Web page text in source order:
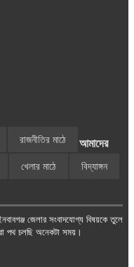
রাজনীতির মাঠে
খেলার মাঠে বিদ্যাঙ্গন
আমাদের
জেলার সংবাদযোগ্য বিষয়কে তুলে
পথ চলছি অনেকটা সময়।